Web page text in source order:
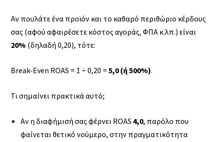
Αν πουλάτε ένα προϊόν και το καθαρό περιθώριο κέρδους
σας (αφού αφαιρέσετε κόστος αγοράς, ΦΠΑ κ.λπ.) είναι
20% (δηλαδή 0,20), τότε:
Break-Even ROAS = 1 ÷ 0,20 =5,0 (ή 500%).
Τι σημαίνει πρακτικά αυτό;
Αν η διαφήμισή σας φέρνει ROAS4,0, παρόλο που
φαίνεται θετικό νούμερο, στην πραγματικότητα